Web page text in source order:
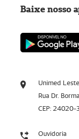
Unimed
Rua Dr.
CEP: 24020-
Ouvidoria
Baixe nosso